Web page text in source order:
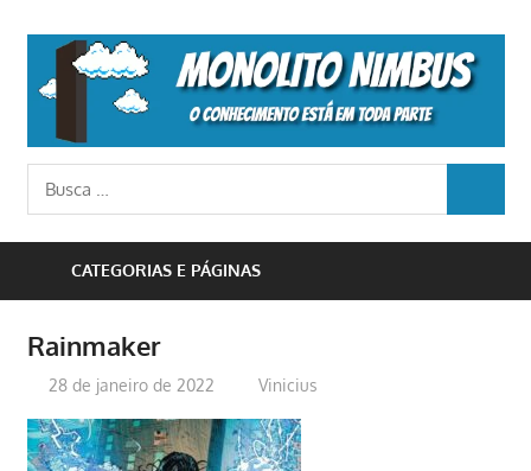
content
o
conhecimento
Busca
para:
CATEGORIAS E PÁGINAS
Rainmaker
28 de janeiro de 2022 Vinicius